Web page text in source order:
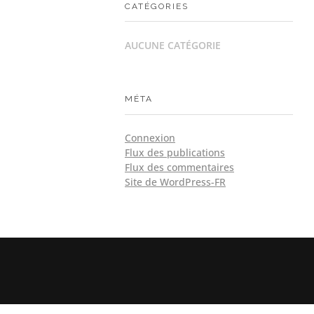
CATÉGORIES
AUCUNE CATÉGORIE
MÉTA
Connexion
Flux des publications
Flux des commentaires
Site de WordPress-FR